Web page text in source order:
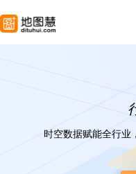
时空数据赋能全行业